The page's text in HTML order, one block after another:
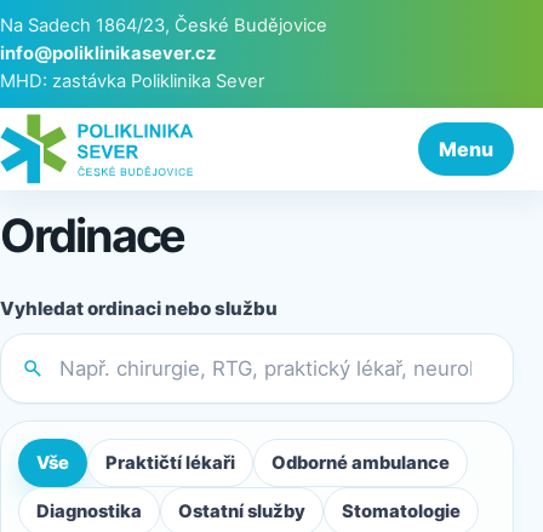
Na Sadech 1864/23, České Budějovice
info@poliklinikasever.cz
MHD: zastávka Poliklinika Sever
Menu
Ordinace
Vyhledat ordinaci nebo službu
Vše Praktičtí lékaři Odborné ambulance
Diagnostika Ostatní služby
Stomatologie